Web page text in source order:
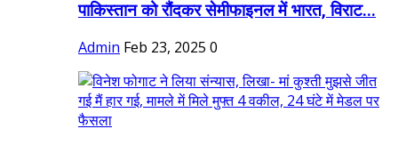
पाकिस्तान को रौंदकर सेमीफाइनल में भारत, विराट...
Admin Feb 23, 2025 0